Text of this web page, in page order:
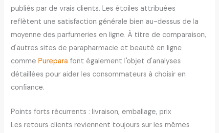
publiés par de vrais clients. Les étoiles attribuées
reflètent une satisfaction générale bien au-dessus de la
moyenne des parfumeries en ligne. À titre de comparaison,
d'autres sites de parapharmacie et beauté en ligne
commePurepara font également l'objet d'analyses
détaillées pour aider les consommateurs à choisir en
confiance.
Points forts récurrents : livraison, emballage, prix
Les retours clients reviennent toujours sur les mêmes